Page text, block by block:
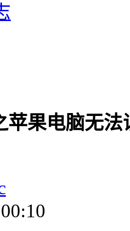
苹果电脑无